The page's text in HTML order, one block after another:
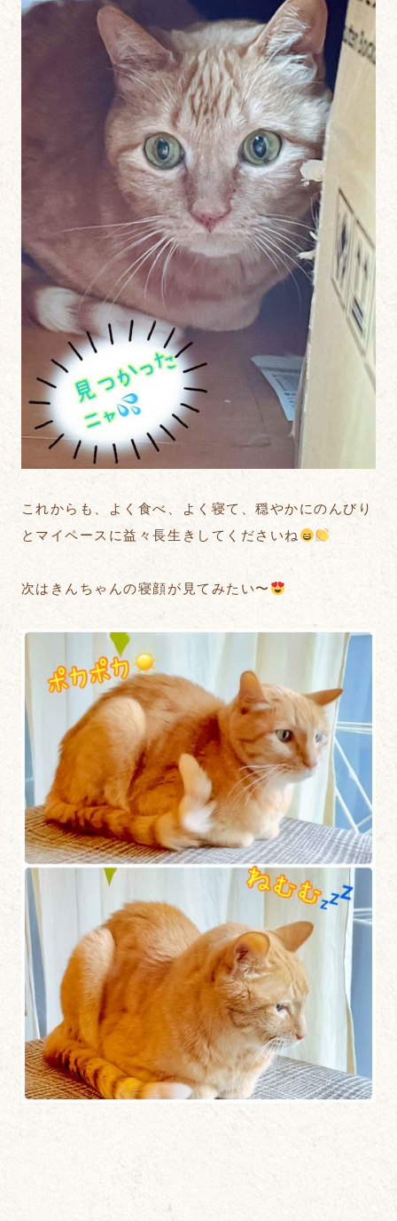
これからも、よく食べ、よく寝て、穏やかにのんびり
とマイペースに益々長生きしてくださいね
次はきんちゃんの寝顔が見てみたい〜